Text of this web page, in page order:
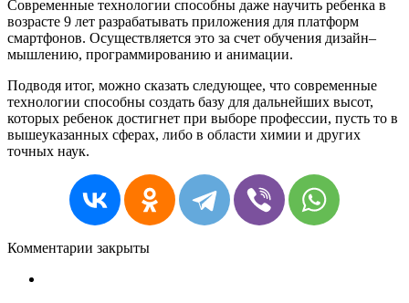
Современные технологии способны даже научить ребенка в
возрасте 9 лет разрабатывать приложения для платформ
смартфонов. Осуществляется это за счет обучения дизайн–
мышлению, программированию и анимации.
Подводя итог, можно сказать следующее, что современные
технологии способны создать базу для дальнейших высот,
которых ребенок достигнет при выборе профессии, пусть то в
вышеуказанных сферах, либо в области химии и других
точных наук.
Комментарии закрыты